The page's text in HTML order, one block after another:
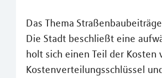
Das Thema
Die Stadt beschließt eine
holt sich einen Teil der
Kostenverteilungsschlüssel